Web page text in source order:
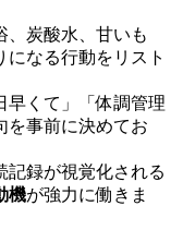
、炭酸水、甘いも
なる行動をリスト
早くて」「体調管理
を事前に決めてお
記録が視覚化される
機が強力に働きま